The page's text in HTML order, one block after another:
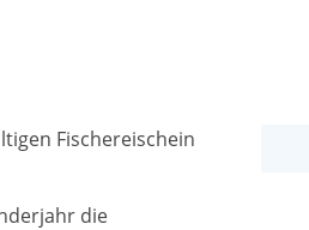
Fischereischein
die